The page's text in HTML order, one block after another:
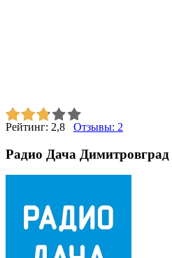
Рейтинг: 2,8 Отзывы: 2
Радио Дача